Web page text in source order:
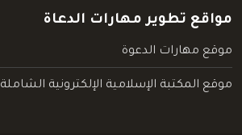
مواقع تطوير مهارات الدعاة
موقع مهارات الدعوة
موقع المكتبة الإسلامية الإلكترونية الشاملة